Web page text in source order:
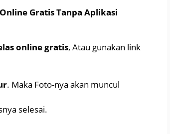
Gratis Tanpa Aplikasi
online gratis, Atau gunakan link
. Maka Foto-nya akan muncul
selesai.